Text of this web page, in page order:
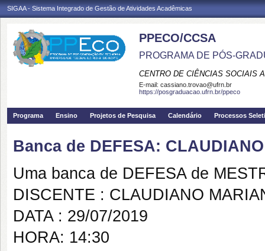
SIGAA - Sistema Integrado de Gestão de Atividades Acadêmicas
PPECO/CCSA
PROGRAMA DE PÓS-
CENTRO DE CIÊNCIAS SOCIAIS
E-mail: cassiano.trovao@ufrn.br
https://posgraduacao.ufrn.br/ppeco
Programa Ensino Projetos de Pesquisa Calendário Processos
Banca de DEFESA:
Uma banca de DEFESA de
DISCENTE : CLAUDIANO
DATA : 29/07/2019
HORA: 14:30